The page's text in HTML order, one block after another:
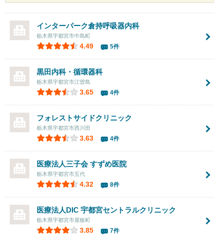
インターパーク倉持呼吸器内科
栃木県宇都宮市中島町
4.49 5件
黒田内科・循環器科
栃木県宇都宮市江曽島
3.65 4件
フォレストサイドクリニック
栃木県宇都宮市西川田
3.63 4件
医療法人三子会すずめ医院
栃木県宇都宮市五代
4.32 8件
医療法人DIC 宇都宮セントラルクリニック
栃木県宇都宮市屋板町
3.85 7件